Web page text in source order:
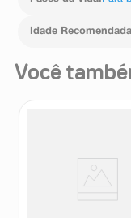
Idade
Você